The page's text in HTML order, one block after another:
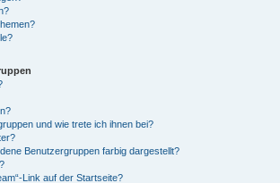
und wie trete ich ihnen bei?
Benutzergruppen farbig dargestellt?
Link auf der Startseite?